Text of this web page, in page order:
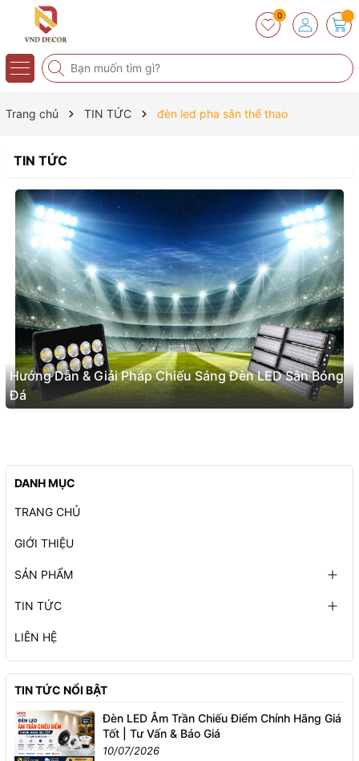
0
Trang chủ TIN TỨC đèn led pha sân thể thao
TIN TỨC
Hướng Dẫn & Giải Pháp Chiếu Sáng Đèn LED Sân Bóng
Đá
DANH MỤC
TRANG CHỦ
GIỚI THIỆU
SẢN PHẨM
TIN TỨC
LIÊN HỆ
TIN TỨC NỔI BẬT
Đèn LED Âm Trần Chiếu Điểm Chính Hãng Giá
Tốt | Tư Vấn & Báo Giá
10/07/2026